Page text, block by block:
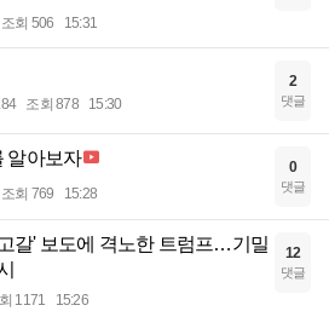
조회 506 15:31
조회 878 15:30
2
댓글
알아보자
조회 769 15:28
0
댓글
갈' 보도에 격노한 트럼프…기밀
1171 15:26
12
댓글